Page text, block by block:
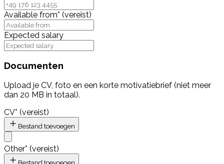
Available from* (vereist)
Expected salary
Documenten
Upload je CV, foto en een korte motivatiebrief (niet meer
dan 20 MB in totaal).
CV* (vereist)
Bestand toevoegen
Other* (vereist)